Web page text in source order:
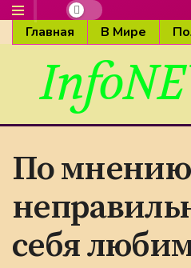
Главная В Мире
По мнению
себя